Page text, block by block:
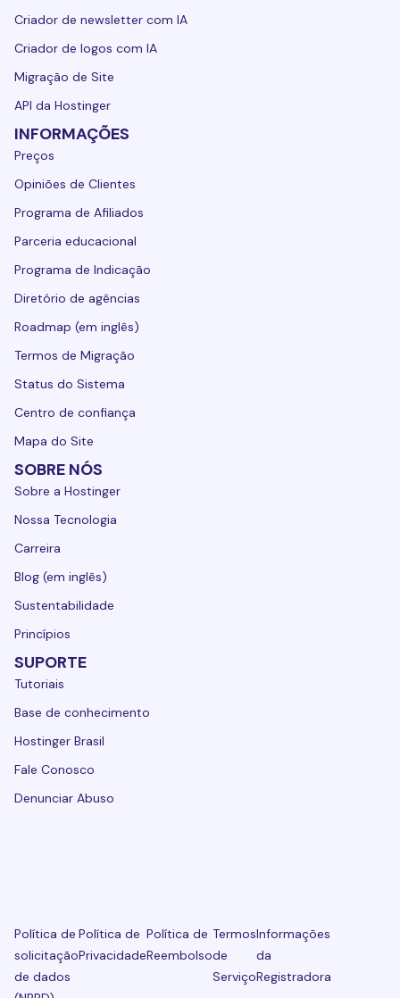
Criador de newsletter com IA
Criador de logos com IA
Migração de Site
API da Hostinger
INFORMAÇÕES
Preços
Opiniões de Clientes
Programa de Afiliados
Parceria educacional
Programa de Indicação
Diretório de agências
Roadmap (em inglês)
Termos de Migração
Status do Sistema
Centro de confiança
Mapa do Site
SOBRE NÓS
Sobre a Hostinger
Nossa Tecnologia
Carreira
Blog (em inglês)
Sustentabilidade
Princípios
SUPORTE
Tutoriais
Base de conhecimento
Hostinger Brasil
Fale Conosco
Denunciar Abuso
Política de
solicitação
de dados
Política de
Privacidade
Política de
Reembolso
Termos
de
Serviço
Informações
da
Registradora